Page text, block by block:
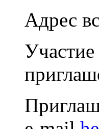
Адрес
Участие